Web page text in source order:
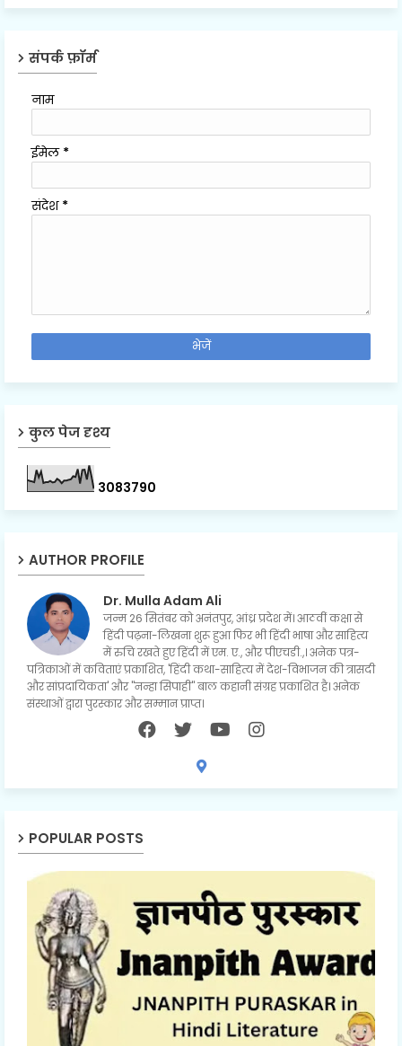
संपर्क फ़ॉर्म
नाम
ईमेल *
संदेश *
कुल पेज दृश्य
3083790
AUTHOR PROFILE
Dr. Mulla Adam Ali
जन्म 26 सितंबर को अनंतपुर, आंध्र प्रदेश में। आठवीं कक्षा से
हिंदी पढ़ना-लिखना शुरू हुआ फिर भी हिंदी भाषा और साहित्य
में रुचि रखते हुए हिंदी में एम. ए., और पीएचडी.,। अनेक पत्र-
पत्रिकाओं में कविताएं प्रकाशित, 'हिंदी कथा-साहित्य में देश-विभाजन की त्रासदी
और सांप्रदायिकता' और "नन्हा सिपाही" बाल कहानी संग्रह प्रकाशित है। अनेक
संस्थाओं द्वारा पुरस्कार और सम्मान प्राप्त।
POPULAR POSTS